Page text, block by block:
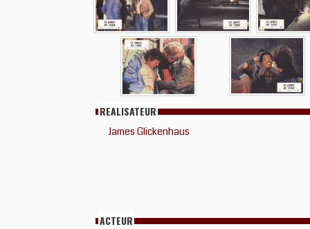
REALISATEUR
James Glickenhaus
ACTEUR